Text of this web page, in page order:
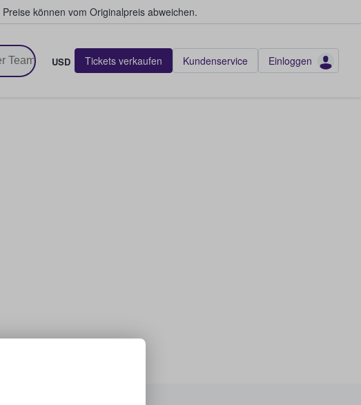
Preise können vom Originalpreis abweichen.
USD Tickets verkaufen Kundenservice Einloggen